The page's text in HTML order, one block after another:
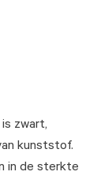
zwart,
kunststof.
in de sterkte